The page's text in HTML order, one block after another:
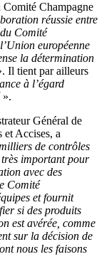
Champagne
réussie entre
du Comité
européenne
la détermination
Il tient par ailleurs
à l’égard
».
Général de
et Accises, a
de contrôles
important pour
avec des
Comité
et fournit
si des produits
estavérée comme
sur la décision de
nous les faisons